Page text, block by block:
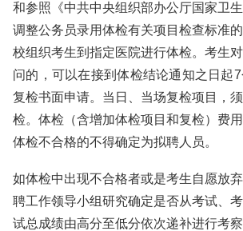
和参照《中共中央组织部办公厅国家卫
调整公务员录用体检有关项目检查标准
校组织考生到指定医院进行体检。考生
问的，可以在接到体检结论通知之日起
复检书面申请。当日、当场复检项目，
检。体检（含增加体检项目和复检）费用
体检不合格的不得确定为拟聘人员。
如体检中出现不合格者或是考生自愿放
聘工作领导小组研究确定是否从考试、
试总成绩由高分至低分依次递补进行考察